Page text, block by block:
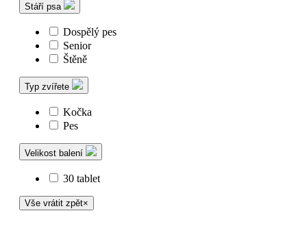
Stáří psa
Dospělý pes
Senior
Štěně
Typ zvířete
Kočka
Pes
Velikost balení
30 tablet
Vše vrátit zpět×